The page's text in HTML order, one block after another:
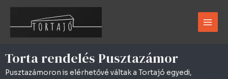
content
Torta rendelés Pusztazámor
Pusztazámoron is elérhetővé váltak a Tortajó egyedi,